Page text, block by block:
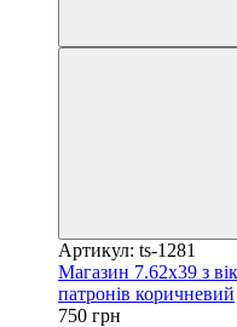
Артикул: ts-1281
Магазин 7.62х39 з
патронів коричневий
750 грн